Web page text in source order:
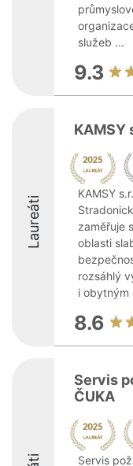
služeb ...
9.3
Laureáti
KAMSY
KAMSY
zaměřuje
oblasti
rozsáhlý
i obytným
8.6
Servis
ČUKA
Servis